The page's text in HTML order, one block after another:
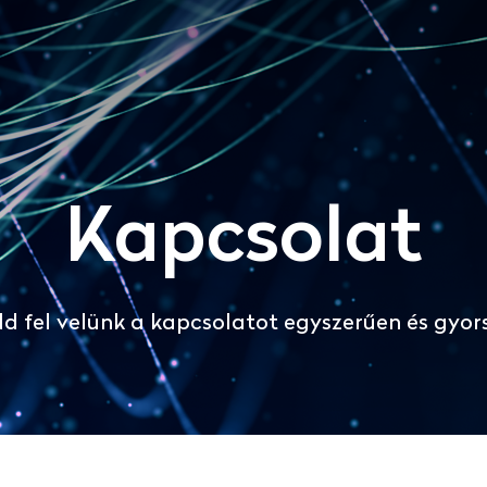
Kapcsolat
fel velünk a kapcsolatot egyszerűen és